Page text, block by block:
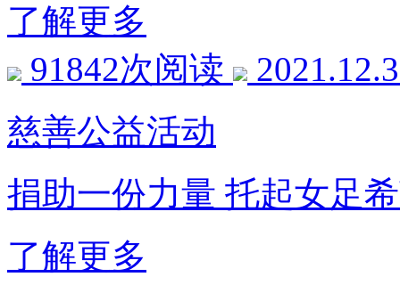
了解更多
91842次阅读
慈善公益活动
捐助一份力量 托起女足
了解更多